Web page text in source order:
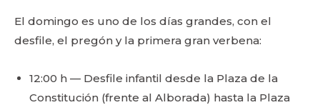
El domingo es uno de los días grandes, con el
desfile, el pregón y la primera gran verbena:
12:00 h — Desfile infantil desde la Plaza de la
Constitución (frente al Alborada) hasta la Plaza